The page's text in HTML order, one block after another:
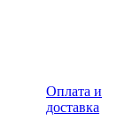
Оплата и
доставка